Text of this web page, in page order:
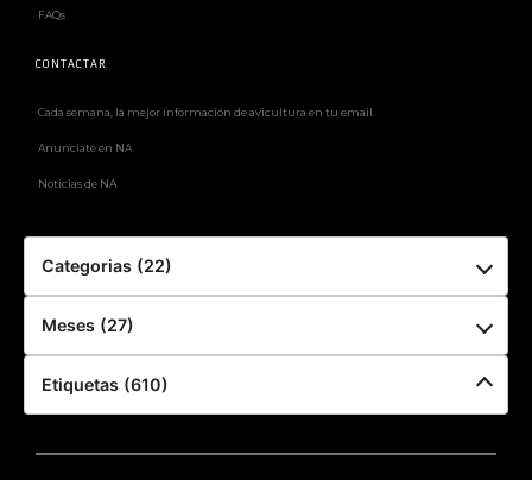
FAQs
CONTACTAR
Cada semana, la mejor información de avicultura en tu email.
Anunciate en NA
Noticias de NA
Categorias (22)
Meses (27)
Etiquetas (610)